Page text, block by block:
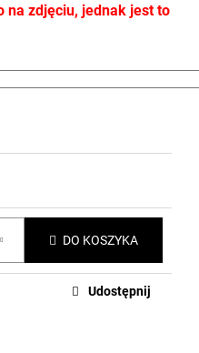
na zdjęciu, jednak jest to
DO KOSZYKA
Udostępnij